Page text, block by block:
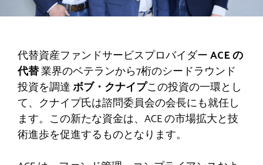
代替資産ファンドサービスプロバイダーACE の
代替業界のベテランから7桁のシードラウンド
投資を調達ボブ・クナイプこの投資の一環とし
て、クナイプ氏は諮問委員会の会長にも就任し
ます。この新たな資金は、ACE の市場拡大と技
術進歩を促進するものとなります。